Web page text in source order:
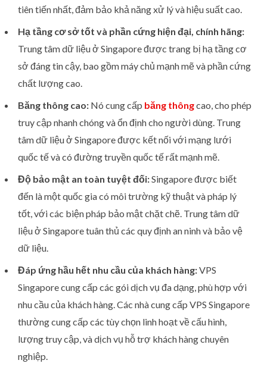
tiên tiến nhất, đảm bảo khả năng xử lý và hiệu suất cao.
Hạ tầng cơ sở tốt và phần cứng hiện đại, chính hãng:
Trung tâm dữ liệu ở Singapore được trang bị hạ tầng cơ
sở đáng tin cậy, bao gồm máy chủ mạnh mẽ và phần cứng
chất lượng cao.
Băng thông cao: Nó cung cấp băng thôngcao, cho phép
truy cập nhanh chóng và ổn định cho người dùng. Trung
tâm dữ liệu ở Singapore được kết nối với mạng lưới
quốc tế và có đường truyền quốc tế rất mạnh mẽ.
Độ bảo mật an toàn tuyệt đối:Singapore được biết
đến là một quốc gia có môi trường kỹ thuật và pháp lý
tốt, với các biện pháp bảo mật chặt chẽ. Trung tâm dữ
liệu ở Singapore tuân thủ các quy định an ninh và bảo vệ
dữ liệu.
Đáp ứng hầu hết nhu cầu của khách hàng:VPS
Singapore cung cấp các gói dịch vụ đa dạng, phù hợp với
nhu cầu của khách hàng. Các nhà cung cấp VPS Singapore
thường cung cấp các tùy chọn linh hoạt về cấu hình,
lượng truy cập, và dịch vụ hỗ trợ khách hàng chuyên
nghiệp.